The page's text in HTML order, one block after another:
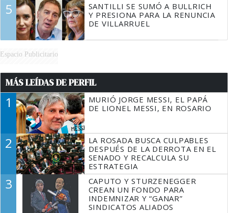
5
SANTILLI SE SUMÓ A BULLRICH
Y PRESIONA PARA LA RENUNCIA
DE VILLARRUEL
Espacio Publicitario
MÁS LEÍDAS DE PERFIL
1
MURIÓ JORGE MESSI, EL PAPÁ
DE LIONEL MESSI, EN ROSARIO
2
LA ROSADA BUSCA CULPABLES
DESPUÉS DE LA DERROTA EN EL
SENADO Y RECALCULA SU
ESTRATEGIA
3
CAPUTO Y STURZENEGGER
CREAN UN FONDO PARA
INDEMNIZAR Y “GANAR”
SINDICATOS ALIADOS